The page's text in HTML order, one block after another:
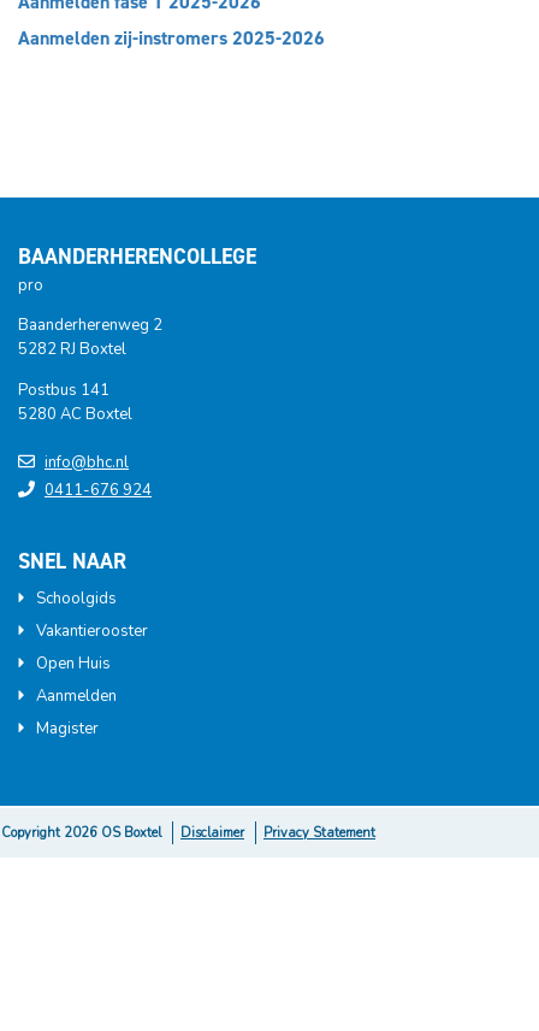
Aanmelden zij-instromers 2025-2026
BAANDERHERENCOLLEGE
pro
Baanderherenweg 2
5282 RJ Boxtel
Postbus 141
5280 AC Boxtel
info@bhc.nl
0411-676 924
SNEL NAAR
Schoolgids
Vakantierooster
Open Huis
Aanmelden
Magister
Copyright 2026 OS Boxtel Disclaimer Privacy Statement